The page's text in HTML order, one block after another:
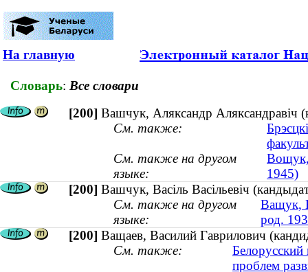
На главную
Словарь: Все словари
[200] Вашчук, Аляксандр Аляксандравіч
См. также:
См. также на другом
языке:
Вощук,
1945)
[200] Вашчук, Васіль Васільевіч
См. также на другом
языке:
Ващук,
род.
[200] Ващаев, Василий Гаврилович
См. также:
Белорусский
проблем